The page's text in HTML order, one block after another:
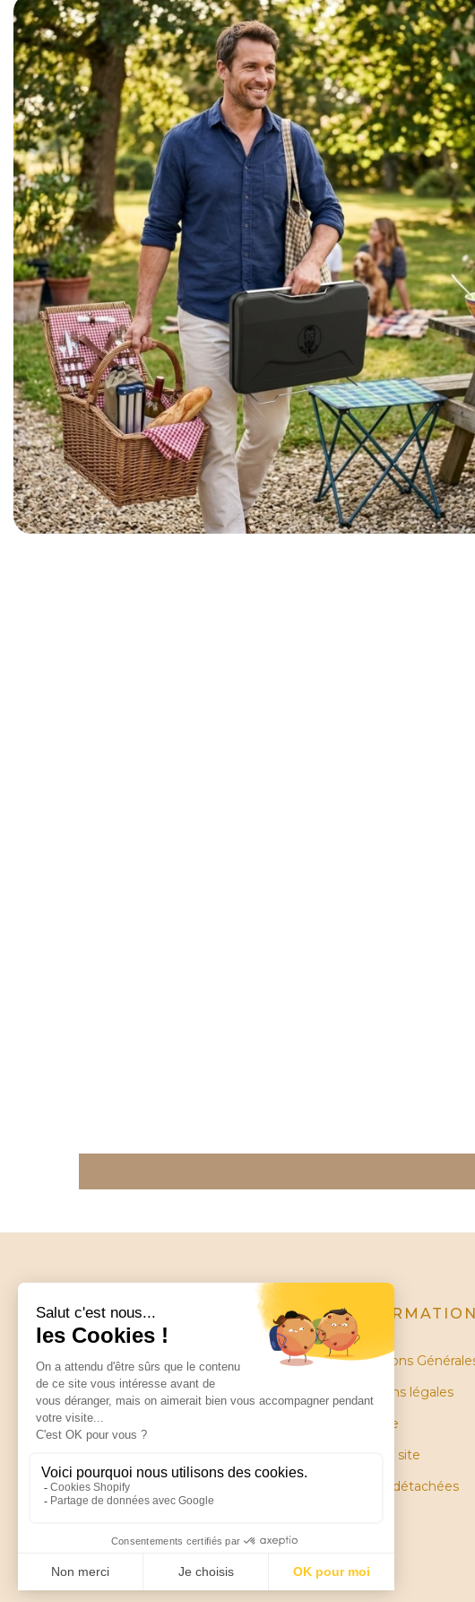
Little balance
ZA Les Petites Ruelles
Contactez-nous
INFORMATION
Conditions
Mentions légales
Garantie
Plan du site
Pièces détachées